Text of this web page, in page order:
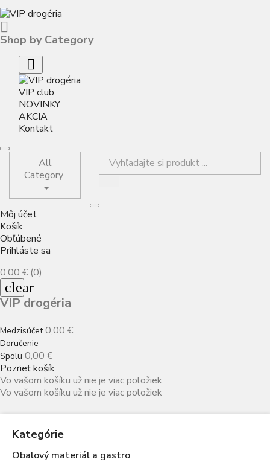

Shop by Category

VIP club
NOVINKY
AKCIA
Kontakt
All
Category
Môj účet
Košík
Obľúbené
Prihláste sa
0,00 € (0)
clear
VIP drogéria
Medzisúčet 0,00 €
Doručenie
Spolu 0,00 €
Pozrieť košík
Vo vašom košíku už nie je viac položiek
Vo vašom košíku už nie je viac položiek
Kategórie
Obalový materiál a gastro